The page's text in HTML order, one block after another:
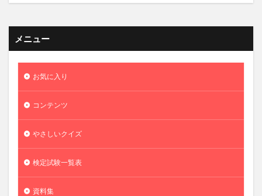
メニュー
お気に入り
コンテンツ
やさしいクイズ
検定試験一覧表
資料集